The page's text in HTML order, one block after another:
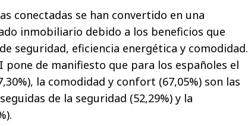
conectadas se han convertido en una
inmobiliario debido a los beneficios que
seguridad, eficiencia energética y comodidad.
pone de manifiesto que para los españoles el
la comodidad y confort (67,05%) son las
de la seguridad (52,29%) y la